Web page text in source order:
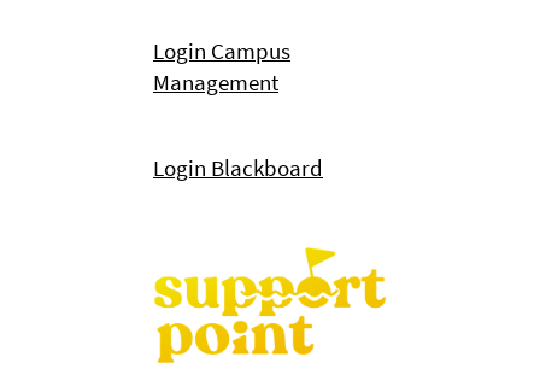
Login Campus
Management
Login Blackboard